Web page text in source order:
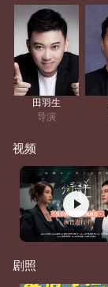
古怪的内容才能
人回顾了3年的感
能继续下去吗？
田羽生
导演
视频
剧照